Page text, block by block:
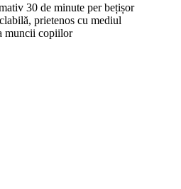
30 de minute per bețișor
prietenos cu mediul
muncii copiilor